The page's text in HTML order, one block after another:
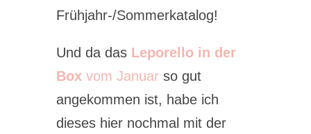
Frühjahr-/Sommerkatalog!
Und da das Leporello in der
Boxvom Januarso gut
angekommen ist, habe ich
dieses hier nochmal mit der